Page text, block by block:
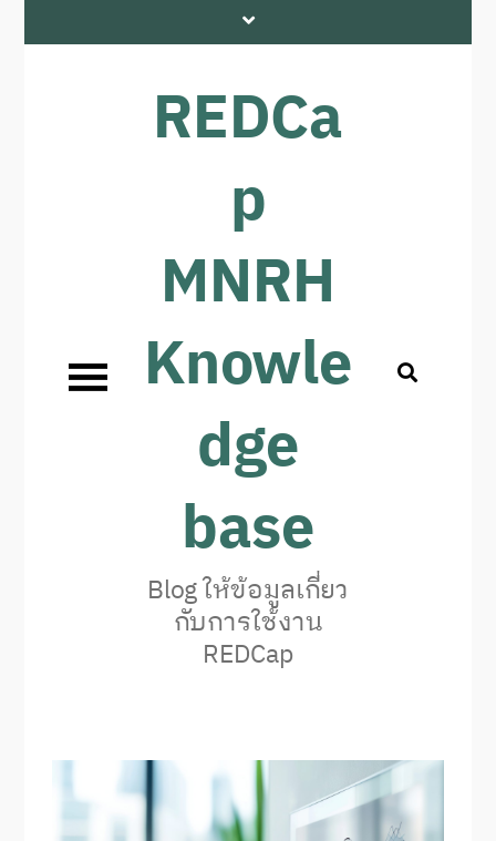
REDCa
p
MNRH
Knowle
dge
base
Blog ให้ข้อมูลเกี่ยว
กับการใช้งาน
REDCap